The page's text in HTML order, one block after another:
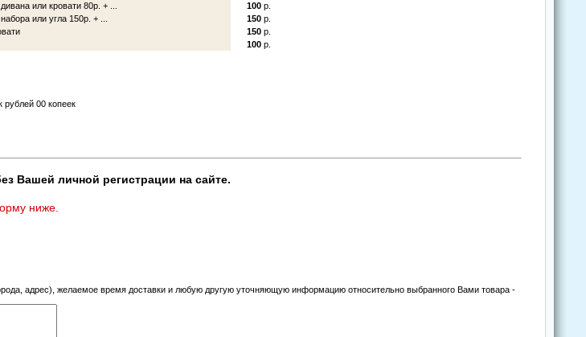
или крoвати 80р. + ...
100 р.
или угла 150р. + ...
150 р.
150 р.
100 р.
рублей 00 копеек
Вашей личной регистрации на сайте.
ниже.
адрес), желаемое время доставки и любую другую уточняющую информацию относительно выбранного Вами товара -